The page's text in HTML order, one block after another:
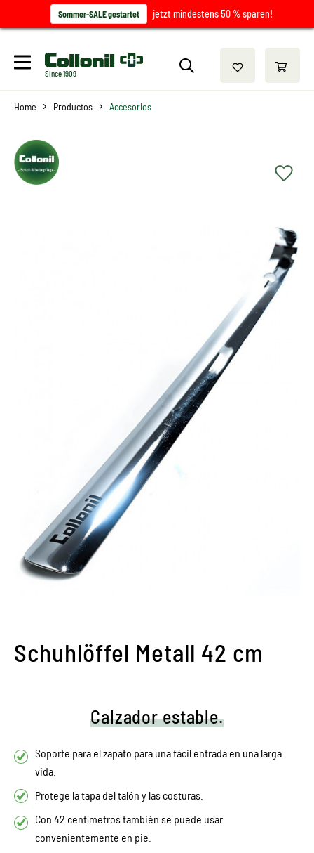
Sommer-SALE gestartet jetzt mindestens 50 % sparen!
Since 1909
Home Productos Accesorios
Schuhlöffel Metall 42 cm
Calzador estable.
Soporte para el zapato para una fácil entrada en una larga
vida.
Protege la tapa del talón y las costuras.
Con 42 centímetros también se puede usar
convenientemente en pie.